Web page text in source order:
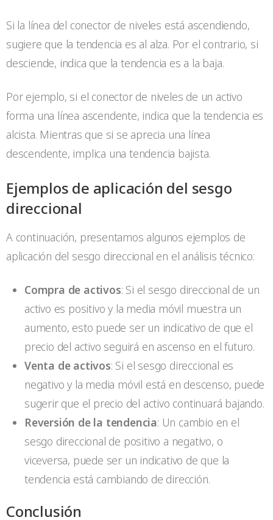
Si la línea del conector de niveles está ascendiendo,
sugiere que la tendencia es al alza. Por el contrario, si
desciende, indica que la tendencia es a la baja.
Por ejemplo, si el conector de niveles de un activo
forma una línea ascendente, indica que la tendencia es
alcista. Mientras que si se aprecia una línea
descendente, implica una tendencia bajista.
Ejemplos de aplicación del sesgo
direccional
A continuación, presentamos algunos ejemplos de
aplicación del sesgo direccional en el análisis técnico:
Compra de activos: Si el sesgo direccional de un
activo es positivo y la media móvil muestra un
aumento, esto puede ser un indicativo de que el
precio del activo seguirá en ascenso en el futuro.
Venta de activos: Si el sesgo direccional es
negativo y la media móvil está en descenso, puede
sugerir que el precio del activo continuará bajando.
Reversión de la tendencia: Un cambio en el
sesgo direccional de positivo a negativo, o
viceversa, puede ser un indicativo de que la
tendencia está cambiando de dirección.
Conclusión